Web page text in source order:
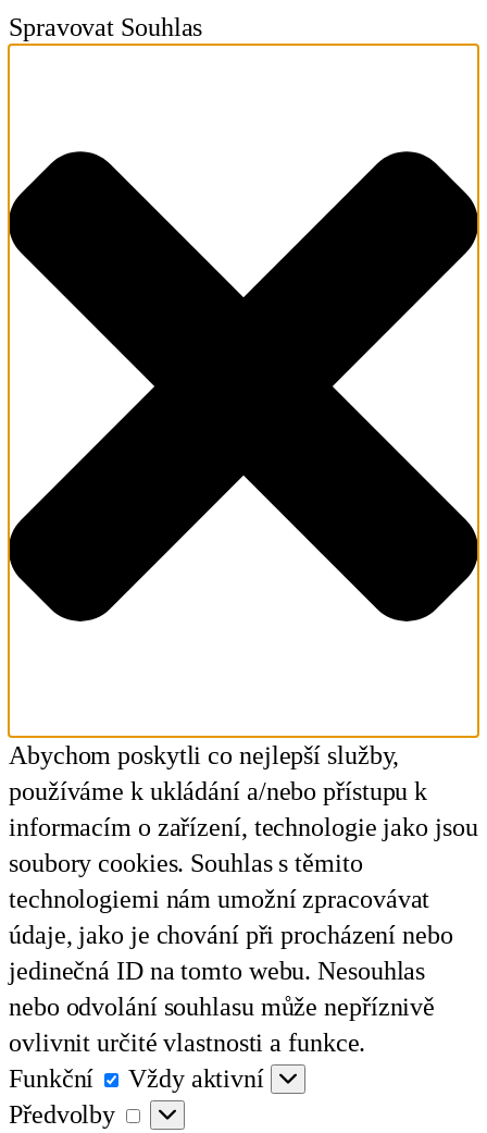
Spravovat Souhlas
Abychom poskytli co nejlepší služby,
používáme k ukládání a/nebo přístupu k
informacím o zařízení, technologie jako jsou
soubory cookies. Souhlas s těmito
technologiemi nám umožní zpracovávat
údaje, jako je chování při procházení nebo
jedinečná ID na tomto webu. Nesouhlas
nebo odvolání souhlasu může nepříznivě
ovlivnit určité vlastnosti a funkce.
Funkční
Funkční
Vždy aktivní
Předvolby
Předvolby